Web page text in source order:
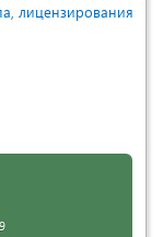
лицензирования